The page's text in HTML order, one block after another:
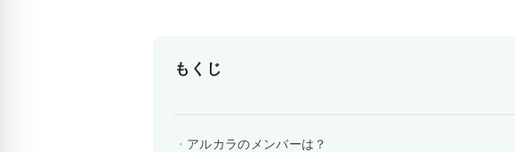
もくじ
アルカラのメンバーは？